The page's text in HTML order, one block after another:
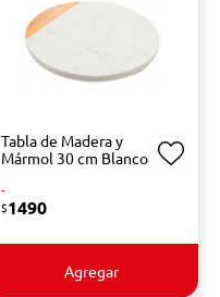
Tabla de Madera y
Mármol 30 cm Blanco
-
$1490
Agregar